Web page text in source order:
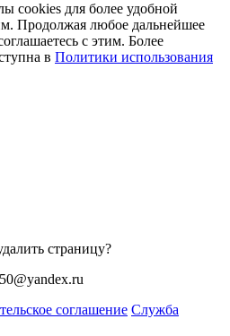
cookies для более удобной
Продолжая любое дальнейшее
с этим. Более
в Политики использования
страницу?
соглашение Служба